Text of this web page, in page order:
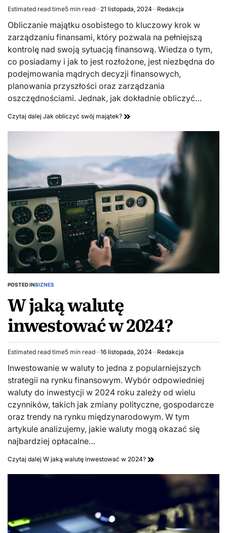
Estimated read time5 min read 21 listopada, 2024 Redakcja
Obliczanie majątku osobistego to kluczowy krok w
zarządzaniu finansami, który pozwala na pełniejszą
kontrolę nad swoją sytuacją finansową. Wiedza o tym,
co posiadamy i jak to jest rozłożone, jest niezbędna do
podejmowania mądrych decyzji finansowych,
planowania przyszłości oraz zarządzania
oszczędnościami. Jednak, jak dokładnie obliczyć…
Czytaj dalej Jak obliczyć swój majątek?
POSTED INBIZNES
W jaką walutę
inwestować w 2024?
Estimated read time5 min read 16 listopada, 2024 Redakcja
Inwestowanie w waluty to jedna z popularniejszych
strategii na rynku finansowym. Wybór odpowiedniej
waluty do inwestycji w 2024 roku zależy od wielu
czynników, takich jak zmiany polityczne, gospodarcze
oraz trendy na rynku międzynarodowym. W tym
artykule analizujemy, jakie waluty mogą okazać się
najbardziej opłacalne…
Czytaj dalej W jaką walutę inwestować w 2024?